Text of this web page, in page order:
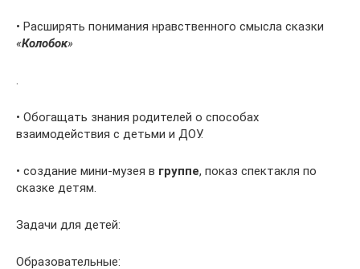
• Расширять понимания нравственного смысла сказки
«Колобок»
.
• Обогащать знания родителей о способах
взаимодействия с детьми и ДОУ.
• создание мини-музея в группе, показ спектакля по
сказке детям.
Задачи для детей:
Образовательные: